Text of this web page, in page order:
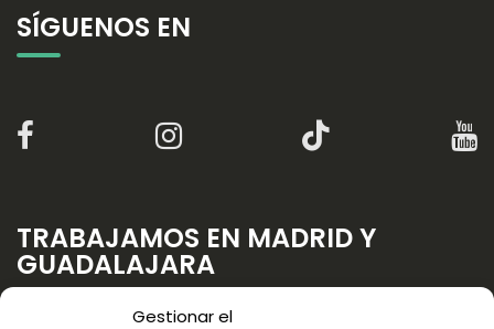
Gestionar el
SÍGUENOS EN
TRABAJAMOS EN MADRID Y
GUADALAJARA